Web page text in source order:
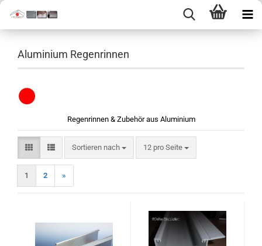
Aluminium Regenrinnen
Regenrinnen & Zubehör aus Aluminium
Sortieren nach
Sortieren nach 12 pro Seite
pro Seite
1 2 »